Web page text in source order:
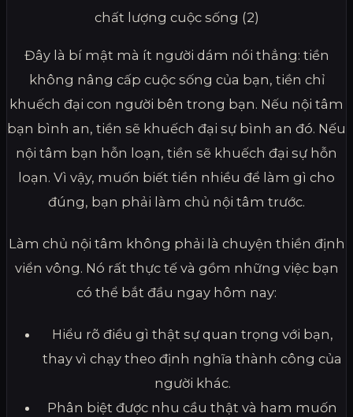
chất lượng cuộc sống (2)
Đây là bí mật mà ít người dám nói thẳng: tiền
không nâng cấp cuộc sống của bạn, tiền chỉ
khuếch đại con người bên trong bạn. Nếu nội tâm
bạn bình an, tiền sẽ khuếch đại sự bình an đó. Nếu
nội tâm bạn hỗn loạn, tiền sẽ khuếch đại sự hỗn
loạn. Vì vậy, muốn biết tiền nhiều để làm gì cho
đúng, bạn phải làm chủ nội tâm trước.
Làm chủ nội tâm không phải là chuyện thiền định
viển vông. Nó rất thực tế và gồm những việc bạn
có thể bắt đầu ngay hôm nay:
Hiểu rõ điều gì thật sự quan trọng với bạn,
thay vì chạy theo định nghĩa thành công của
người khác.
Phân biệt được nhu cầu thật và ham muốn